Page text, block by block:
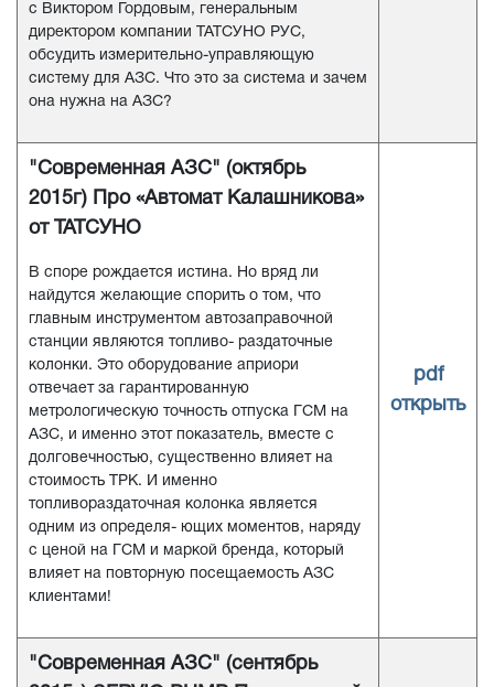
с Виктором Гордовым, генеральным
директором компании ТАТСУНО РУС,
обсудить измерительно-управляющую
систему для АЗС. Что это за система и зачем
она нужна на АЗС?
"Современная АЗС" (октябрь
2015г) Про «Автомат Калашникова»
от ТАТСУНО
В споре рождается истина. Но вряд ли
найдутся желающие спорить о том, что
главным инструментом автозаправочной
станции являются топливо- раздаточные
колонки. Это оборудование априори
отвечает за гарантированную
метрологическую точность отпуска ГСМ на
АЗС, и именно этот показатель, вместе с
долговечностью, существенно влияет на
стоимость ТРК. И именно
топливораздаточная колонка является
одним из определя- ющих моментов, наряду
с ценой на ГСМ и маркой бренда, который
влияет на повторную посещаемость АЗС
клиентами!
pdf
открыть
"Современная АЗС" (сентябрь